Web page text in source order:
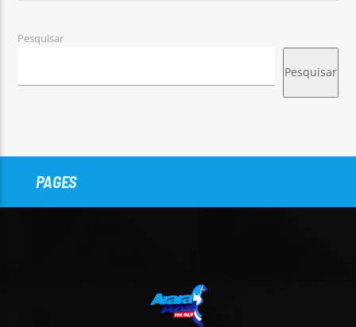
Pesquisar
Pesquisar
PAGES